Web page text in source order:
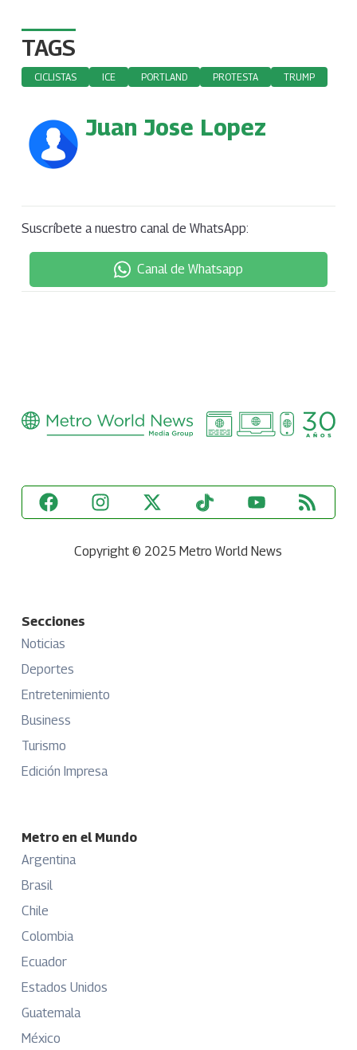
TAGS
CICLISTAS ICE PORTLAND PROTESTA TRUMP
Juan Jose Lopez
Suscríbete a nuestro canal de WhatsApp:
Canal de Whatsapp
Copyright © 2025 Metro World News
Secciones
Noticias
Deportes
Entretenimiento
Business
Turismo
Edición Impresa
Metro en el Mundo
Argentina
Brasil
Chile
Colombia
Ecuador
Estados Unidos
Guatemala
México